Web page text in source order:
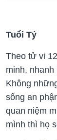
Tuổi Tý
Theo tử vi
minh,
Không
sống an
quan niệm
mình thì họ